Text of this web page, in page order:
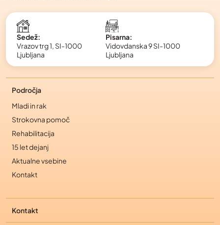
Sedež:
Vrazov trg 1, SI-1000
Ljubljana
Pisarna:
Vidovdanska 9 SI-1000
Ljubljana
Področja
Mladi in rak
Strokovna pomoč
Rehabilitacija
15 let dejanj
Aktualne vsebine
Kontakt
Kontakt